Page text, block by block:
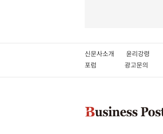
신문사소개 윤리강령
포럼
광고문의